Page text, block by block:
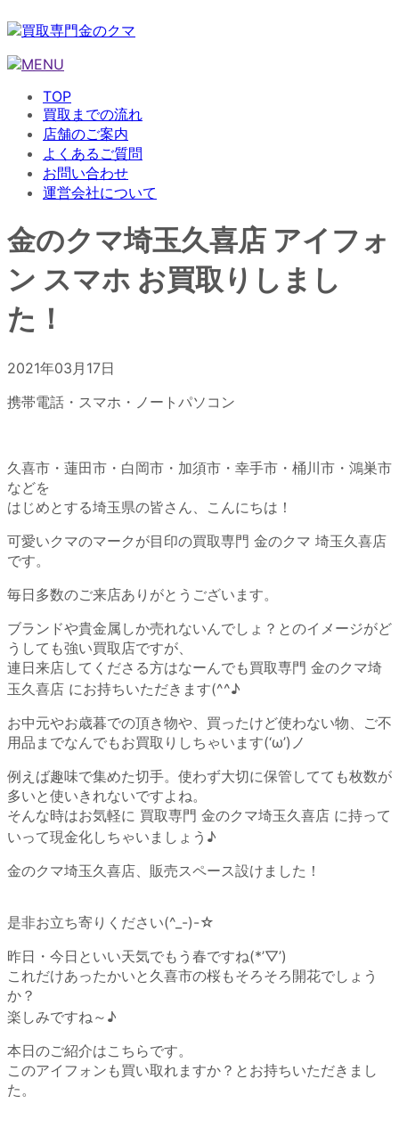
TOP
買取までの流れ
店舗のご案内
よくあるご質問
お問い合わせ
運営会社について
金のクマ埼玉久喜店 アイフォ
ン スマホ お買取りしまし
た！
2021年03月17日
携帯電話・スマホ・ノートパソコン
久喜市・蓮田市・白岡市・加須市・幸手市・桶川市・鴻巣市
などを
はじめとする埼玉県の皆さん、こんにちは！
可愛いクマのマークが目印の買取専門 金のクマ 埼玉久喜店
です。
毎日多数のご来店ありがとうございます。
ブランドや貴金属しか売れないんでしょ？とのイメージがど
うしても強い買取店ですが、
連日来店してくださる方はなーんでも買取専門 金のクマ埼
玉久喜店 にお持ちいただきます(^^♪
お中元やお歳暮での頂き物や、買ったけど使わない物、ご不
用品までなんでもお買取りしちゃいます(‘ω’)ノ
例えば趣味で集めた切手。使わず大切に保管してても枚数が
多いと使いきれないですよね。
そんな時はお気軽に 買取専門 金のクマ埼玉久喜店 に持って
いって現金化しちゃいましょう♪
金のクマ埼玉久喜店、販売スペース設けました！
是非お立ち寄りください(^_-)-☆
昨日・今日といい天気でもう春ですね(*’▽’)
これだけあったかいと久喜市の桜もそろそろ開花でしょう
か？
楽しみですね～♪
本日のご紹介はこちらです。
このアイフォンも買い取れますか？とお持ちいただきまし
た。